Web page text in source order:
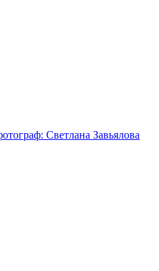
Светлана Завьялова